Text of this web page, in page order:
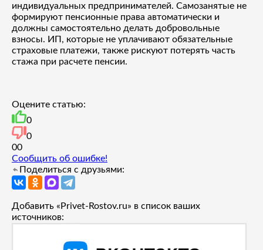
индивидуальных предпринимателей. Самозанятые не
формируют пенсионные права автоматически и
должны самостоятельно делать добровольные
взносы. ИП, которые не уплачивают обязательные
страховые платежи, также рискуют потерять часть
стажа при расчете пенсии.
Оцените статью:
0
0
00
Сообщить об ошибке!
Поделиться с друзьями:
Добавить «Privet-Rostov.ru» в список ваших
источников: